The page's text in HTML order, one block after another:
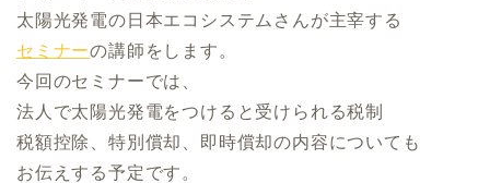
太陽光発電の日本エコシステムさんが主宰する
セミナーの講師をします。
今回のセミナーでは、
法人で太陽光発電をつけると受けられる税制
税額控除、特別償却、即時償却の内容についても
お伝えする予定です。